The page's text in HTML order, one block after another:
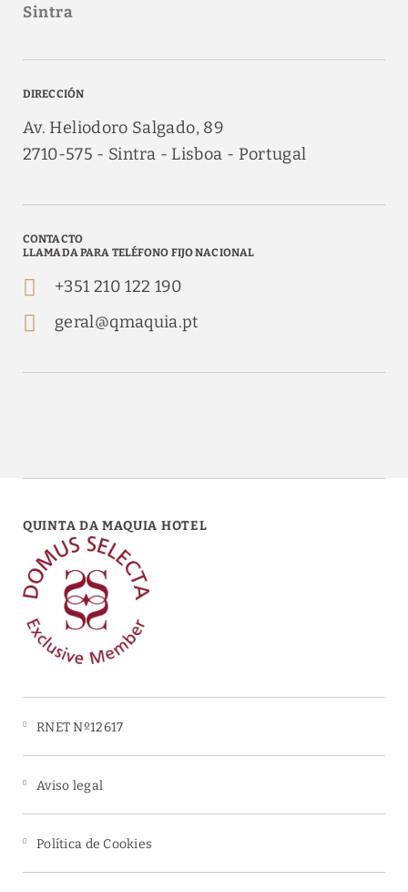
Sintra
DIRECCIÓN
Av. Heliodoro Salgado, 89
2710-575
Sintra Lisboa Portugal
CONTACTO
LLAMADA PARA TELÉFONO FIJO NACIONAL
+351 210 122 190
geral@qmaquia.pt
QUINTA DA MAQUIA HOTEL
RNET Nº12617
Aviso legal
Política de Cookies